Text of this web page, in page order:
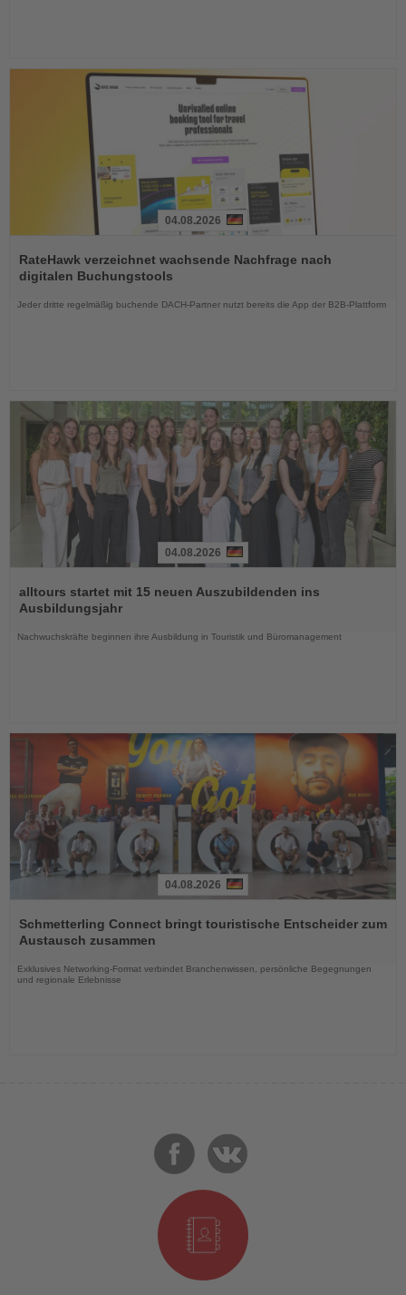
Sie
die
Nachrichten
04.08.2026
RateHawk verzeichnet wachsende Nachfrage nach
digitalen Buchungstools
Jeder dritte regelmäßig buchende DACH-Partner nutzt bereits die App der B2B-Plattform
Sie
die
04.08.2026
alltours startet mit 15 neuen Auszubildenden ins
Ausbildungsjahr
Nachwuchskräfte beginnen ihre Ausbildung in Touristik und Büromanagement
Sie
die
04.08.2026
Schmetterling Connect bringt touristische Entscheider zum
Austausch zusammen
Exklusives Networking-Format verbindet Branchenwissen, persönliche Begegnungen
und regionale Erlebnisse